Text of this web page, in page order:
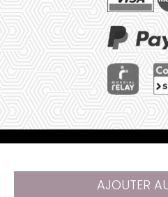
AJOUTER
Plan de
•
@ 2023 Juliana